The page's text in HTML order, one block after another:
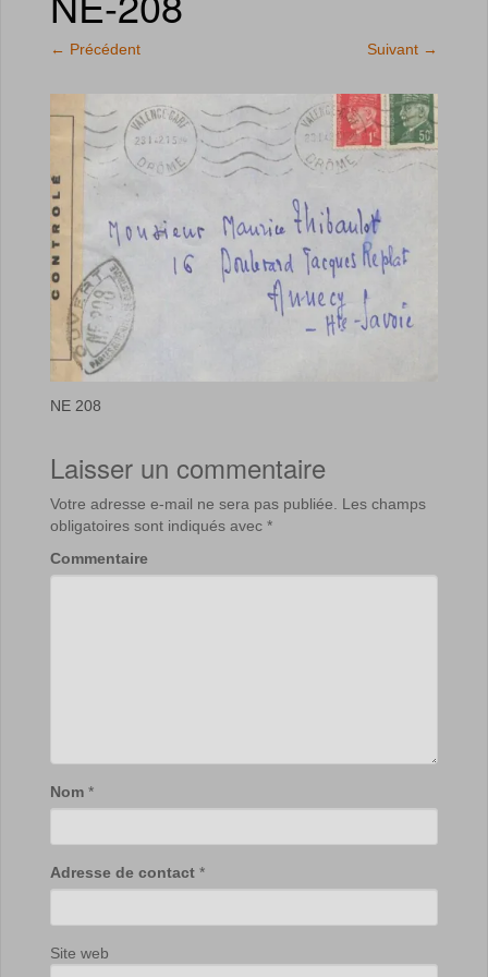
← Précédent Suivant →
NE 208
Laisser un commentaire
Votre adresse e-mail ne sera pas publiée.
Les champs
obligatoires sont indiqués avec *
Commentaire
Nom *
Adresse de contact *
Site web